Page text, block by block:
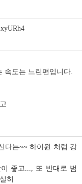
속도는 느린편입니다.
다는~~ 하이원 처럼 강
좋고..., 또 반대로 범
히